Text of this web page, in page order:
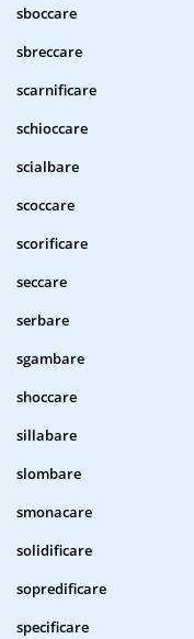
sboccare
sbreccare
scarnificare
schioccare
scialbare
scoccare
scorificare
seccare
serbare
sgambare
shoccare
sillabare
slombare
smonacare
solidificare
sopredificare
specificare